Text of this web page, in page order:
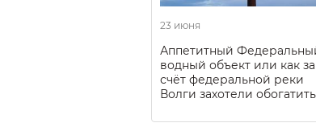
23 июня
Аппетитный
водный объект или как за
счёт федеральной реки
Волги захотели